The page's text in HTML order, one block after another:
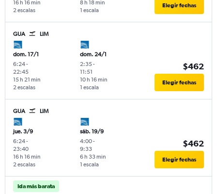
2 escalas
16 h 16 min
1 escala
8 h 18 min Elegir fechas
GUA LIM
dom. 17/1
6:24-
22:45
2 escalas
15 h 21 min
dom. 24/1
2:35-
11:51
1 escala
10 h 16 min
$462
Elegir fechas
GUA LIM
jue. 3/9
6:24-
23:40
2 escalas
16 h 16 min
sáb. 19/9
4:00-
9:33
1 escala
6 h 33 min
$462
Elegir fechas
Ida más barata